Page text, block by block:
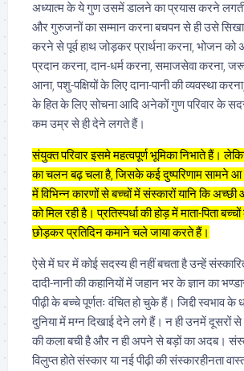
अध्यात्म के ये गुण उसमें डालने का प्रयास करने
और गुरुजनों का सम्मान करना बचपन से ही उसे
करने से पूर्व हाथ जोड़कर प्रार्थना करना, भोजन
प्रदान करना, दान-धर्म करना, समाजसेवा करना,
आना, पशु-पक्षियों के लिए दाना-पानी की व्यवस्था
के हित के लिए सोचना आदि अनेकों गुण परिवार के
कम उम्र से ही देने लगते हैं।
संयुक्त परिवार इसमे महत्वपूर्ण भूमिका निभाते हैं।
का चलन बढ़ चला है, जिसके कई दुष्परिणाम सामने
में विभिन्न कारणों से बच्चों में संस्कारों यानि कि
को मिल रही है। प्रतिस्पर्धा की होड़ में माता-पिता
छोड़कर प्रतिदिन कमाने चले जाया करते हैं।
ऐसे में घर में कोई सदस्य ही नहीं बचता है उन्हें
दादी-नानी की कहानियों में जहान भर के ज्ञान का
पीढ़ी के बच्चे पूर्णतः वंचित हो चुके हैं। जिद्दी स्वभाव के
दुनिया में मग्न दिखाई देने लगे हैं। न ही उनमें दूसरों
की कला बची है और न ही अपने से बड़ों का अदब।
विलुप्त होते संस्कार या नई पीढ़ी की संस्कारहीनता